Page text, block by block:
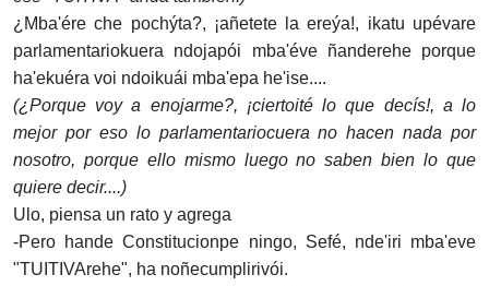
¿Mba'ére che pochýta?, ¡añetete la ereýa!, ikatu upévare
parlamentariokuera ndojapói mba'éve ñanderehe porque
ha'ekuéra voi ndoikuái mba'epa he'ise....
(¿Porque voy a enojarme?, ¡ciertoité lo que decís!, a lo
mejor por eso lo parlamentariocuera no hacen nada por
nosotro, porque ello mismo luego no saben bien lo que
quiere decir....)
Ulo, piensa un rato y agrega
-Pero hande Constitucionpe ningo, Sefé, nde'iri mba'eve
"TUITIVArehe", ha noñecumplirivói.